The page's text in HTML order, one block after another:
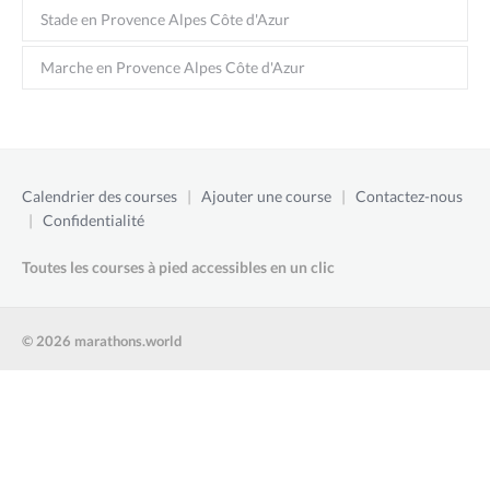
Stade en Provence Alpes Côte d'Azur
Marche en Provence Alpes Côte d'Azur
Calendrier des courses | Ajouter une course | Contactez-nous
| Confidentialité
Toutes les courses à pied accessibles en un clic
© 2026 marathons.world